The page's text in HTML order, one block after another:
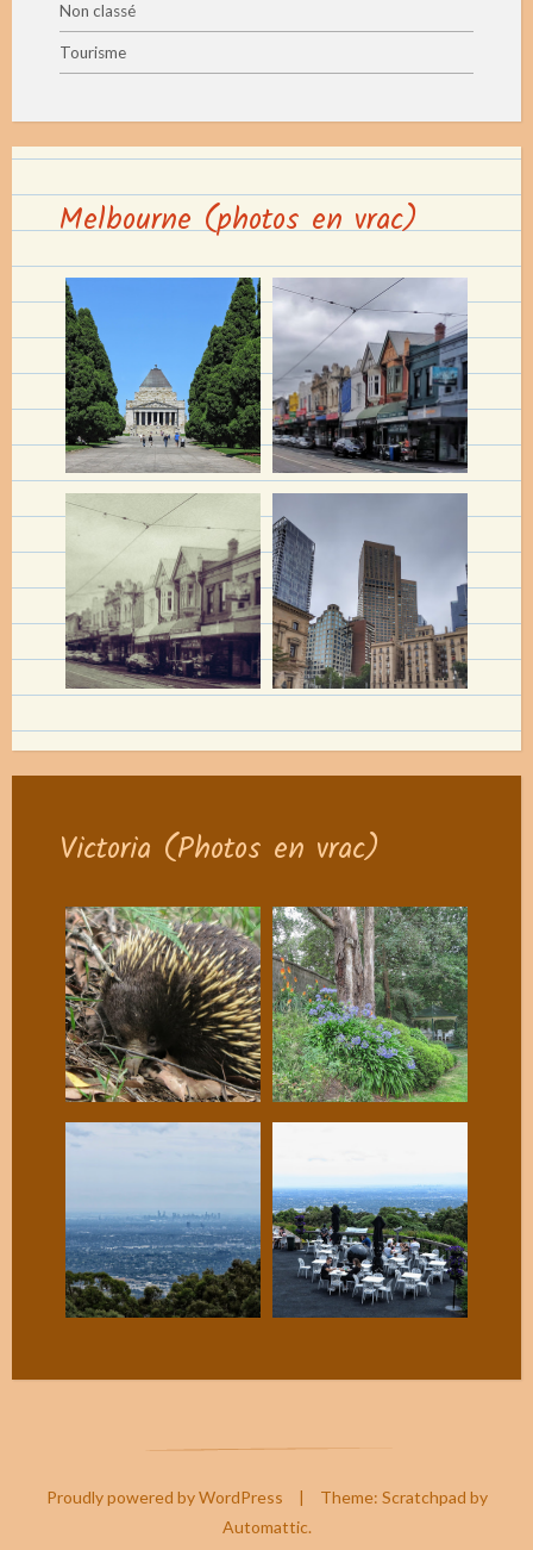
Non classé
Tourisme
Melbourne (photos en vrac)
Victoria (Photos en vrac)
Proudly powered by WordPress |
Theme: Scratchpad by
Automattic.